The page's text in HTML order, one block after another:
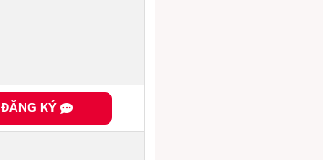
ĐĂNG KÝ